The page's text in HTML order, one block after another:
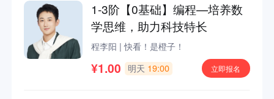
1-3阶【0基础】编程—培养数
学思维，助力科技特长
程李阳 | 快看！是橙子！
¥1.00 明天 19:00 立即报名